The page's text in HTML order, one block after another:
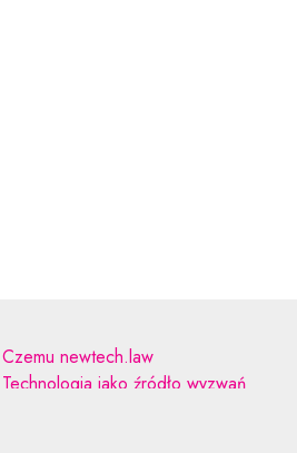
Czemu newtech.law
Technologia jako źródło wyzwań